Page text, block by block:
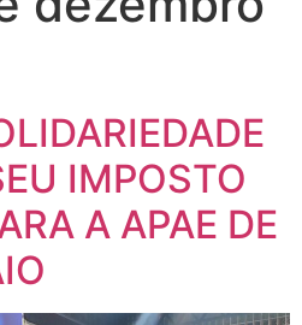
IMPOSTO
A APAE DE